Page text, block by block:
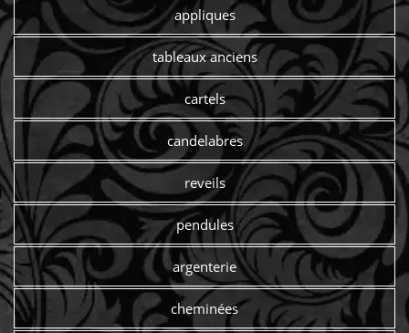
appliques
tableaux anciens
cartels
candelabres
reveils
pendules
argenterie
cheminées